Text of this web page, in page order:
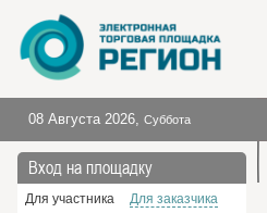
08 Августа 2026, Суббота
Вход на площадку
Для участника Для заказчика